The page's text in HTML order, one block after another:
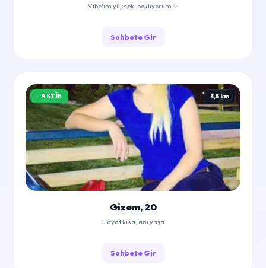
Vibe'ım yüksek, bekliyorum ✨
Sohbete Gir
AKTIF 3,5 km
Gizem, 20
Hayat kısa, anı yaşa
Sohbete Gir